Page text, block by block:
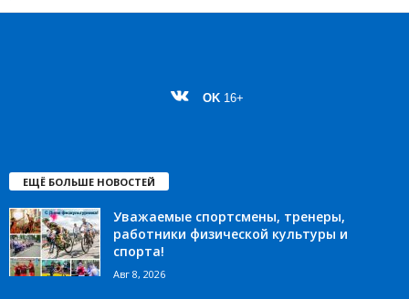
OK 16+
ЕЩЁ БОЛЬШЕ НОВОСТЕЙ
Уважаемые спортсмены, тренеры,
работники физической культуры и
спорта!
Авг 8, 2026